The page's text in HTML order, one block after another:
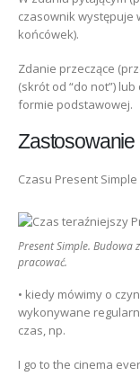
czasownik występuje
końcówek).
Zdanie przeczące
(skrót od “do not”)
formie podstawowej.
Zastosowanie
Czasu Present
Present Simple. Budowa
pracować.
• kiedy mówimy o
wykonywane
czas, np.
I go to the cinema